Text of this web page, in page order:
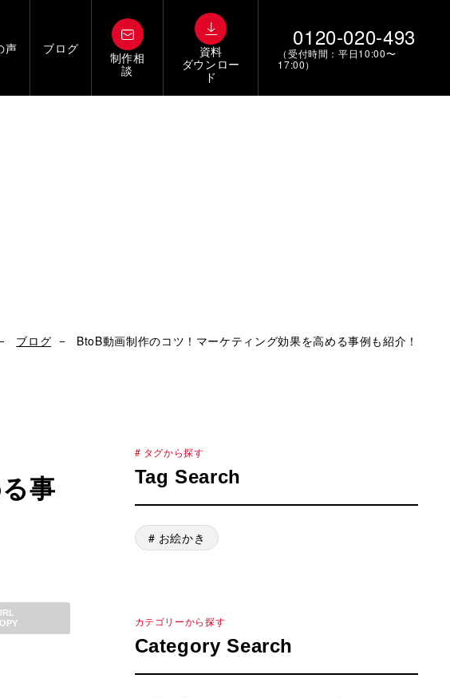
声 ブログ
制作相
談
資料
ダウンロー
ド
0120-020-493
（受付時間：平日10:00〜
17:00）
ブログ BtoB動画制作のコツ！マーケティング効果を高める事例も紹介！
事
# タグから探す
Tag Search
# お絵かき
カテゴリーから探す
Category Search